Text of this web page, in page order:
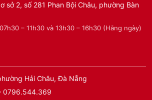
sở 2, số 281 Phan Bội Châu, phường Bàn
– 11h30 và 13h30 – 16h30 (Hằng ngày)
Hải Châu, Đà Nẵng
0796.544.369